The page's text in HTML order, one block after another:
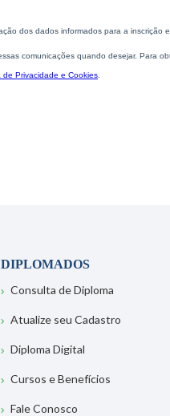
DIPLOMADOS
Consulta de Diploma
Atualize seu Cadastro
Diploma Digital
Cursos e Benefícios
Fale Conosco